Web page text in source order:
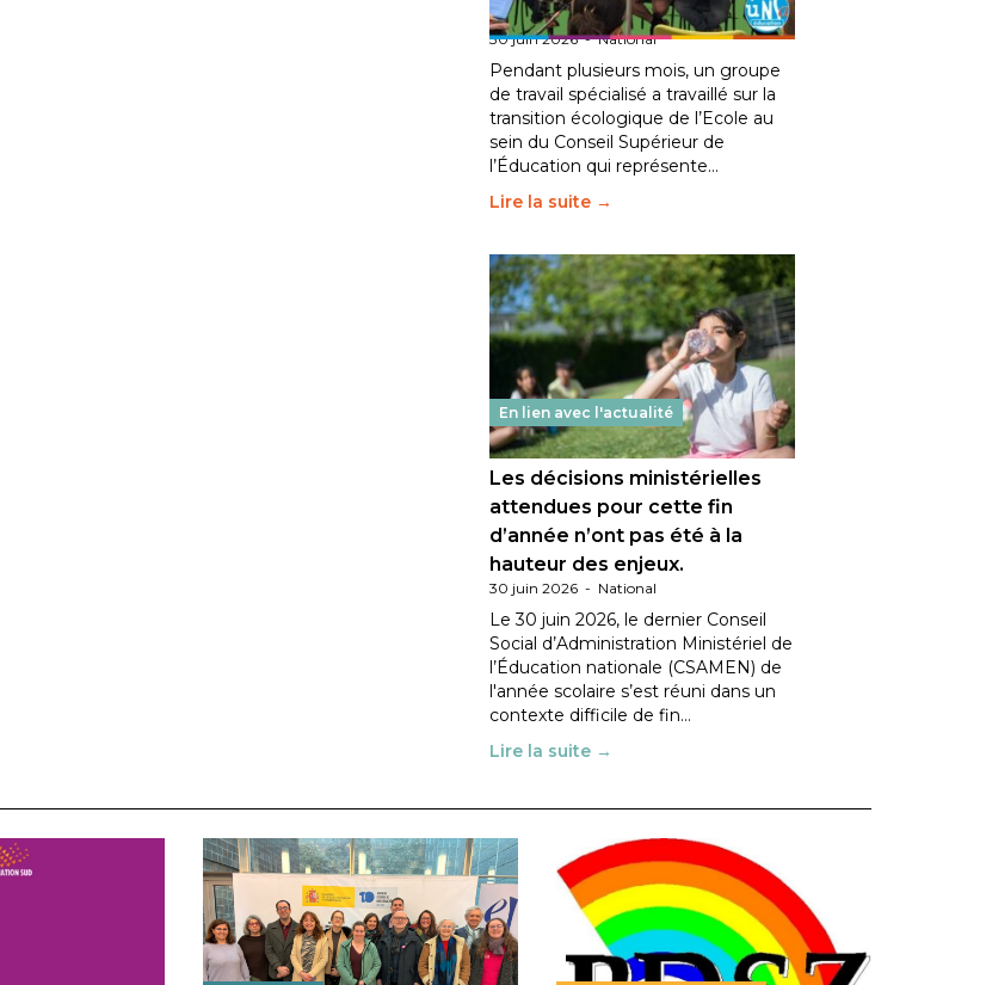
fait bouger les lignes
30 juin 2026-National
Pendant plusieurs mois, un groupe
de travail spécialisé a travaillé sur la
transition écologique de l’Ecole au
sein du Conseil Supérieur de
l’Éducation qui représente…
Lire la suite →
En lien avec l'actualité
Les décisions ministérielles
attendues pour cette fin
d’année n’ont pas été à la
hauteur des enjeux.
30 juin 2026 - National
Le 30 juin 2026, le dernier Conseil
Social d’Administration Ministériel de
l’Éducation nationale (CSAMEN) de
l'année scolaire s’est réuni dans un
contexte difficile de fin…
Lire la suite →